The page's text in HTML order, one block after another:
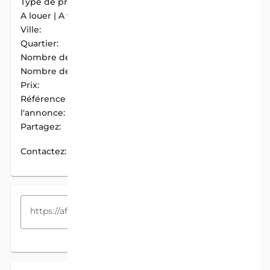
A louer | A vendre:
Ville:
Quartier:
Nombre de chambres:
Nombre de douches:
Prix:
Référence de
l'annonce:
Partagez:
Contactez: